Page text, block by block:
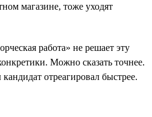
магазине, тоже уходят
работа» не решает эту
Можно сказать точнее.
отреагировал быстрее.